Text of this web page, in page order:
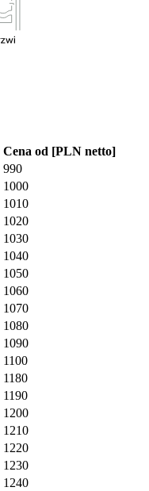
Cena od [PLN netto]
990
1000
1010
1020
1030
1040
1050
1060
1070
1080
1090
1100
1180
1190
1200
1210
1220
1230
1240